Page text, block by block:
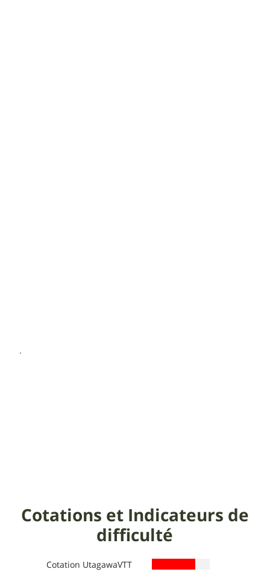
Cotations et Indicateurs de
difficulté
Cotation UtagawaVTT